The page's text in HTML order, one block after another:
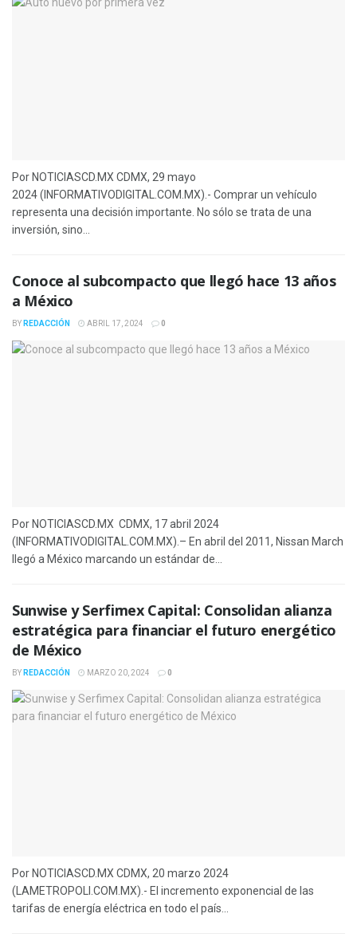
Por NOTICIASCD.MX CDMX, 29 mayo
2024 (INFORMATIVODIGITAL.COM.MX).- Comprar un vehículo
representa una decisión importante. No sólo se trata de una
inversión, sino...
Conoce al subcompacto que llegó hace 13 años
a México
BY REDACCIÓN ABRIL 17, 2024 0
Por NOTICIASCD.MX CDMX, 17 abril 2024
(INFORMATIVODIGITAL.COM.MX).– En abril del 2011, Nissan March
llegó a México marcando un estándar de...
Sunwise y Serfimex Capital: Consolidan alianza
estratégica para financiar el futuro energético
de México
BY REDACCIÓN MARZO 20, 2024 0
Por NOTICIASCD.MX CDMX, 20 marzo 2024
(LAMETROPOLI.COM.MX).- El incremento exponencial de las
tarifas de energía eléctrica en todo el país...